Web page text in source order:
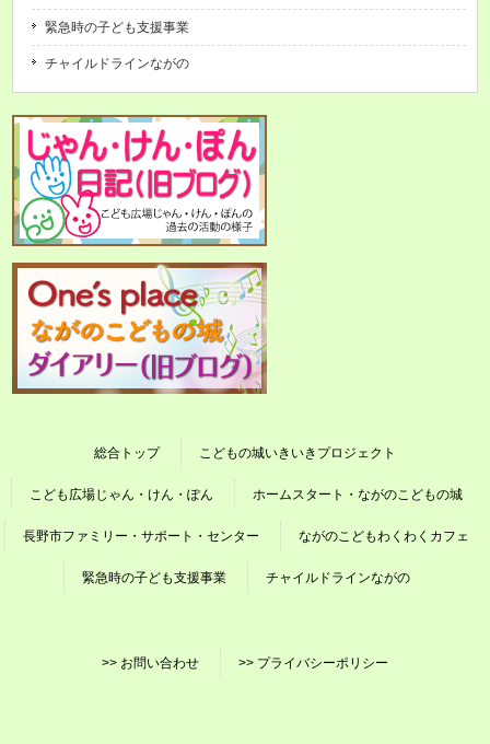
緊急時の子ども支援事業
チャイルドラインながの
総合トップ こどもの城いきいきプロジェクト
こども広場じゃん・けん・ぽん ホームスタート・ながのこどもの城
長野市ファミリー・サポート・センター ながのこどもわくわくカフェ
緊急時の子ども支援事業 チャイルドラインながの
>> お問い合わせ >> プライバシーポリシー